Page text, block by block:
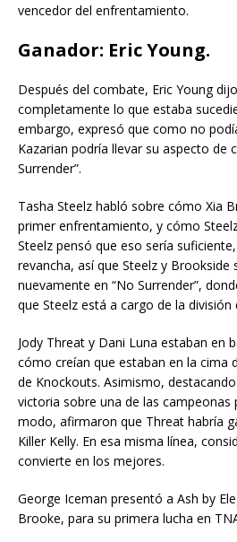
vencedor del enfrentamiento.
Ganador: Eric Young.
Después del combate, Eric Young
completamente lo que estaba
embargo, expresó que como no
Kazarian podría llevar su aspecto de
Surrender”.
Tasha Steelz habló sobre cómo Xia
primer enfrentamiento, y cómo
Steelz pensó que eso sería
revancha, así que Steelz y Brookside
nuevamente en “No Surrender”,
que Steelz está a cargo de la división
Jody Threat y Dani Luna estaban en
cómo creían que estaban en la cima
de Knockouts. Asimismo,
victoria sobre una de las
modo, afirmaron que Threat habría
Killer Kelly. En esa misma línea,
convierte en los mejores.
George Iceman presentó a Ash by
Brooke, para su primera lucha en